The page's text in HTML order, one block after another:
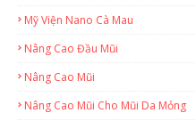
Mỹ Viện Nano Cà Mau
Nâng Cao Đầu Mũi
Nâng Cao Mũi
Nâng Cao Mũi Cho Mũi Da Mỏng